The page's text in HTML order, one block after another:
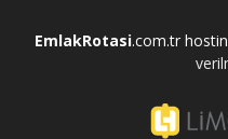
EmlakRotasi.com.tr